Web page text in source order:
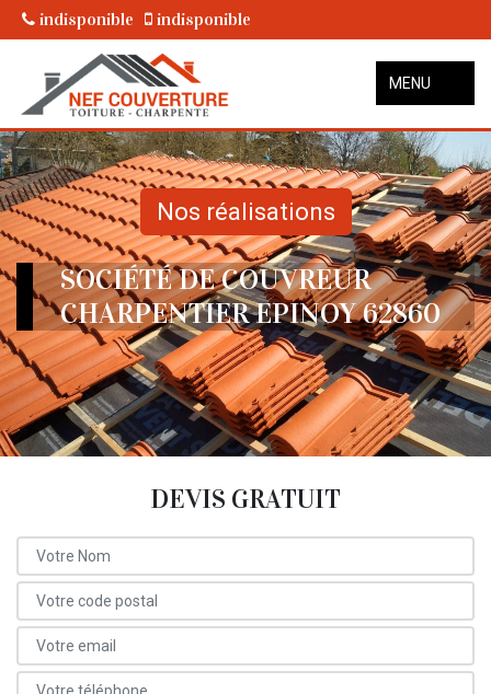
indisponible indisponible
MENU
Nos réalisations
SOCIÉTÉ DE COUVREUR
CHARPENTIER EPINOY 62860
DEVIS GRATUIT